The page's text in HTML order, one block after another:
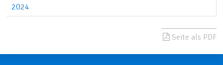
2024
Seite als PDF